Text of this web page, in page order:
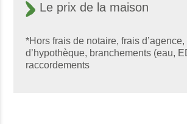
Le prix de la maison
*Hors frais de notaire, frais d’agence,
d’hypothèque, branchements (eau,
raccordements